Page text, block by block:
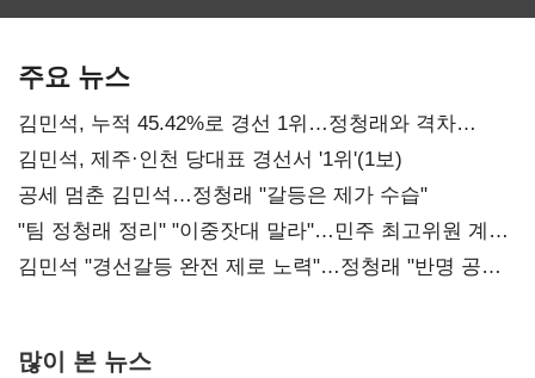
주요 뉴스
김민석, 누적 45.42%로 경선 1위…정청래와 격차
0.86%p(2보)
김민석, 제주·인천 당대표 경선서 '1위'(1보)
공세 멈춘 김민석…정청래 "갈등은 제가 수습"
"팀 정청래 정리" "이중잣대 말라"…민주 최고위원 계파
다툼 격화
김민석 "경선갈등 완전 제로 노력"…정청래 "반명 공세
많이 본 뉴스